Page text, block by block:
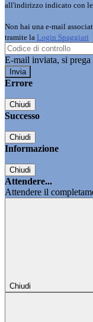
all'indirizzo indicato con
Non hai una e-mail
tramite la Login Spaggiari
E-mail inviata, si
Errore
Chiudi
Successo
Chiudi
Informazione
Chiudi
Attendere...
Attendere il
Chiudi